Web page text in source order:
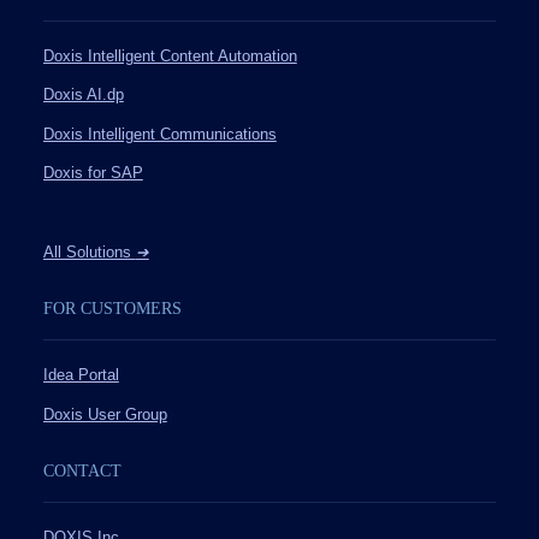
Doxis Intelligent Content Automation
Doxis AI.dp
Doxis Intelligent Communications
Doxis for SAP
All Solutions ➔
FOR CUSTOMERS
Idea Portal
Doxis User Group
CONTACT